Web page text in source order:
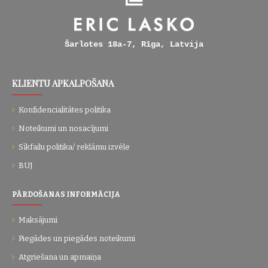
Šarlotes 18a-7, Rīga, Latvija
KLIENTU APKALPOŠANA
Konfidencialitātes politika
Noteikumi un nosacījumi
Sīkfailu politika/ reklāmu izvēle
BUJ
PĀRDOŠANAS INFORMĀCIJA
Maksājumi
Piegādes un piegādes noteikumi
Atgriešana un apmaiņa